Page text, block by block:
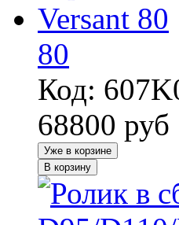
80
Код:
68800 руб
Уже в корзине
В корзину